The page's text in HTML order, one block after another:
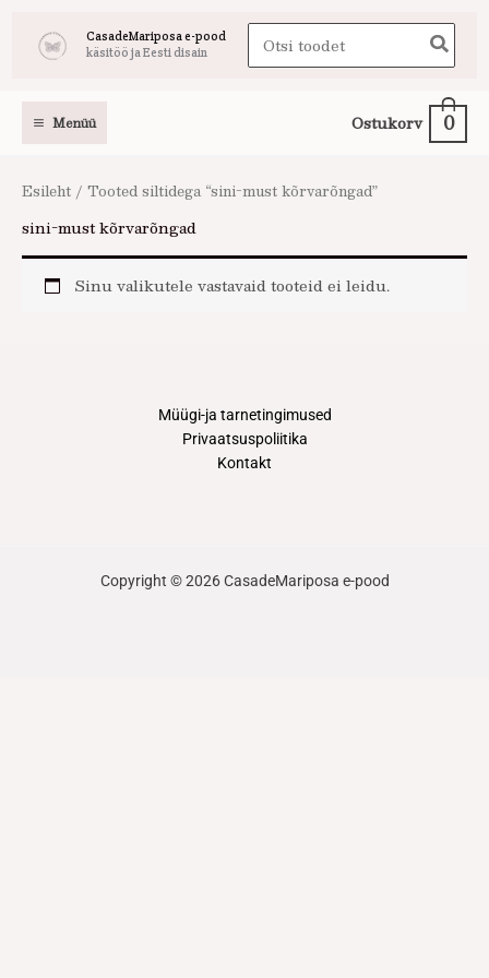
CasadeMariposa e-pood
käsitöö ja Eesti disain
Search
for:
Menüü Ostukorv 0
Esileht / Tooted siltidega “sini-must kõrvarõngad”
sini-must kõrvarõngad
Sinu valikutele vastavaid tooteid ei leidu.
Müügi-ja tarnetingimused
Privaatsuspoliitika
Kontakt
Copyright © 2026 CasadeMariposa e-pood